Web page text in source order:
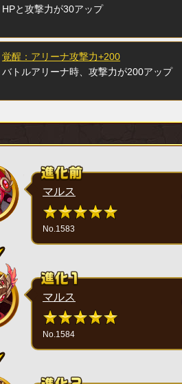
HPと攻撃力が30アップ
覚醒：アリーナ攻撃力+200
バトルアリーナ時、攻撃力が200アップ
マルス
No.1583
マルス
No.1584